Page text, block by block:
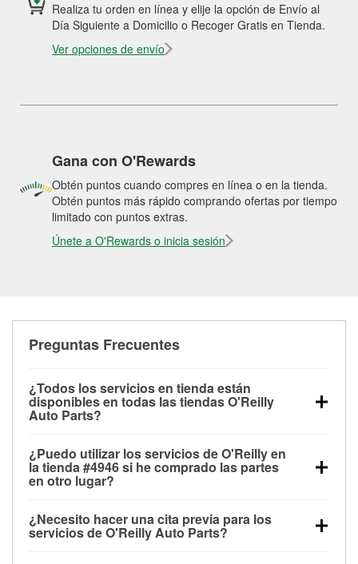
Realiza tu orden en línea y elije la opción de Envío al
Día Siguiente a Domicilio o Recoger Gratis en Tienda.
Ver opciones de envío
Gana con O'Rewards
Obtén puntos cuando compres en línea o en la tienda.
Obtén puntos más rápido comprando ofertas por tiempo
limitado con puntos extras.
Únete a O'Rewards o inicia sesión
Preguntas Frecuentes
¿Todos los servicios en tienda están
disponibles en todas las tiendas O'Reilly
Auto Parts?
las pruebas de batería, pruebas de alternador y
motor de arranque, revisión de la luz “Check Engine”
con O'Reilly VeriScan® e instalación de
limpiaparabrisas o bombillas, están disponibles en
todas las tiendas O'Reilly Auto Parts. La tienda
¿Puedo utilizar los servicios de O'Reilly en
la tienda #4946 si he comprado las partes
en otro lugar?
de O'Reilly Auto Parts que estén disponibles en la
tienda #4946 de Flowood, MS aunque hayas
¿Necesito hacer una cita previa para los
servicios de O'Reilly Auto Parts?